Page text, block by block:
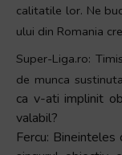
ecran
pentru
ajuta
navigați
calitatile lor. Ne
ului din Romania
Super-Liga.ro:
de munca
ca v-ati implinit
valabil?
Fercu: